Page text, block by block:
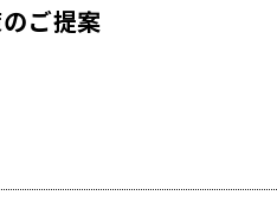
ご提案